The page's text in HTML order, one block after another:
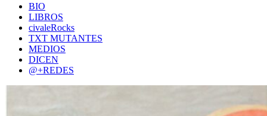
BIO
LIBROS
civaleRocks
TXT MUTANTES
MEDIOS
DICEN
@+REDES